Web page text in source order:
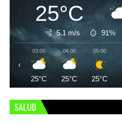
25°C
5.1 m/s 91%
03:00
25°C
04:00
25°C
05:00
25°C
‹
SALUD